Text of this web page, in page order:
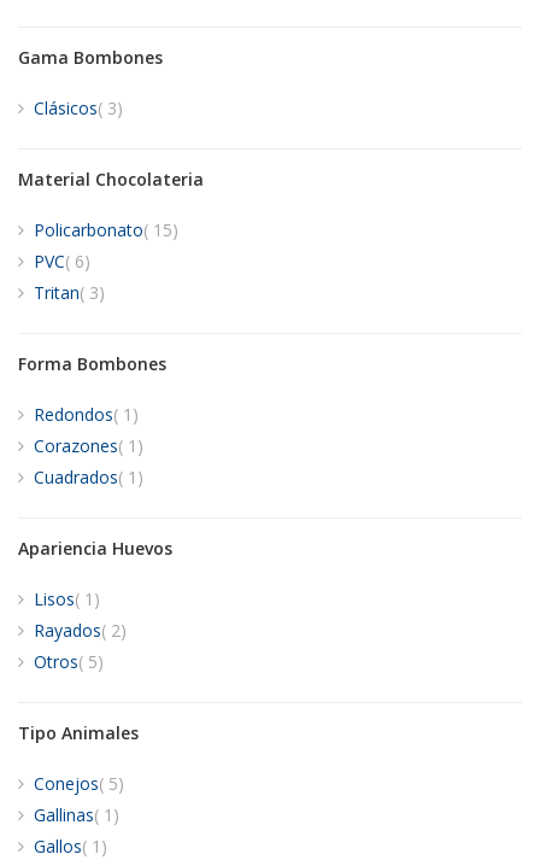
Gama Bombones
Clásicos 3artículos
Material Chocolateria
Policarbonato 15artículos
PVC 6artículos
Tritan 3artículos
Forma Bombones
Redondos 1 artículo
Corazones 1 artículo
Cuadrados 1 artículo
Apariencia Huevos
Lisos 1 artículo
Rayados 2artículos
Otros 5artículos
Tipo Animales
Conejos 5artículos
Gallinas 1 artículo
Gallos 1 artículo